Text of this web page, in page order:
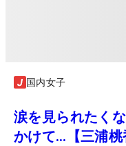
国内女子
涙を見られたく
かけて…【三浦桃